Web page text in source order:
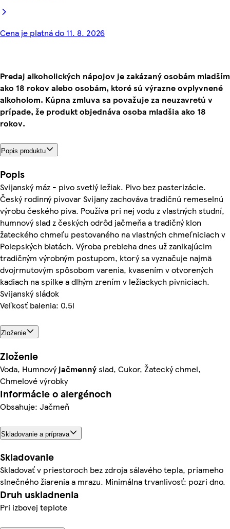
Cena je platná do 11. 8. 2026
Predaj alkoholických nápojov je zakázaný osobám mladším
ako 18 rokov alebo osobám, ktoré sú výrazne ovplyvnené
alkoholom. Kúpna zmluva sa považuje za neuzavretú v
prípade, že produkt objednáva osoba mladšia ako 18
rokov.
Popis produktu
Popis
Svijanský máz - pivo svetlý ležiak. Pivo bez pasterizácie.
Český rodinný pivovar Svijany zachováva tradičnú remeselnú
výrobu českého piva. Používa pri nej vodu z vlastných studní,
humnový slad z českých odrôd jačmeňa a tradičný klon
žateckého chmeľu pestovaného na vlastných chmeľniciach v
Polepských blatách. Výroba prebieha dnes už zanikajúcim
tradičným výrobným postupom, ktorý sa vyznačuje najmä
dvojrmutovým spôsobom varenia, kvasením v otvorených
kadiach na spilke a dlhým zrením v ležiackych pivniciach.
Svijanský sládok
Veľkosť balenia: 0.5l
Zloženie
Zloženie
Voda, Humnovýjačmennýslad, Cukor, Žatecký chmel,
Chmelové výrobky
Informácie o alergénoch
Obsahuje: Jačmeň
Skladovanie a príprava
Skladovanie
Skladovať v priestoroch bez zdroja sálavého tepla, priameho
slnečného žiarenia a mrazu. Minimálna trvanlivosť: pozri dno.
Druh uskladnenia
Pri izbovej teplote